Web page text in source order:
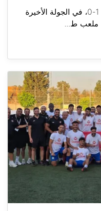
فوز طرابلس على السلام زغرتا 1-0، في الجولة الأخيرة
ملعب ط...